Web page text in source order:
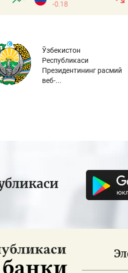
-0.18
Ўзбекистон
Республикаси
Президентининг расмий
веб-...